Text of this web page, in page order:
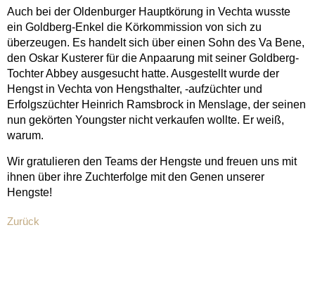
Auch bei der Oldenburger Hauptkörung in Vechta wusste
ein Goldberg-Enkel die Körkommission von sich zu
überzeugen. Es handelt sich über einen Sohn des Va Bene,
den Oskar Kusterer für die Anpaarung mit seiner Goldberg-
Tochter Abbey ausgesucht hatte. Ausgestellt wurde der
Hengst in Vechta von Hengsthalter, -aufzüchter und
Erfolgszüchter Heinrich Ramsbrock in Menslage, der seinen
nun gekörten Youngster nicht verkaufen wollte. Er weiß,
warum.
Wir gratulieren den Teams der Hengste und freuen uns mit
ihnen über ihre Zuchterfolge mit den Genen unserer
Hengste!
Zurück